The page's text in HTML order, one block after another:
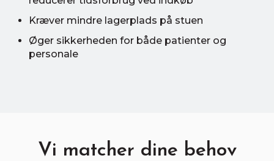
Kræver mindre lagerplads på stuen
Øger sikkerheden for både patienter og
personale
Vi matcher dine behov